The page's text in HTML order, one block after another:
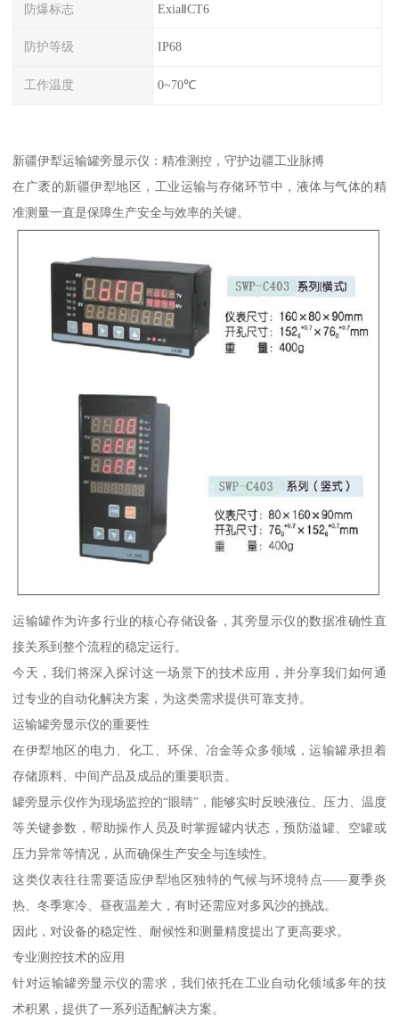
防爆标志 ExiaⅡCT6
防护等级 IP68
工作温度 0~70℃
新疆伊犁运输罐旁显示仪：精准测控，守护边疆工业脉搏
在广袤的新疆伊犁地区，工业运输与存储环节中，液体与气体的精
准测量一直是保障生产安全与效率的关键。
运输罐作为许多行业的核心存储设备，其旁显示仪的数据准确性直
接关系到整个流程的稳定运行。
今天，我们将深入探讨这一场景下的技术应用，并分享我们如何通
过专业的自动化解决方案，为这类需求提供可靠支持。
运输罐旁显示仪的重要性
在伊犁地区的电力、化工、环保、冶金等众多领域，运输罐承担着
存储原料、中间产品及成品的重要职责。
罐旁显示仪作为现场监控的“眼睛”，能够实时反映液位、压力、温度
等关键参数，帮助操作人员及时掌握罐内状态，预防溢罐、空罐或
压力异常等情况，从而确保生产安全与连续性。
这类仪表往往需要适应伊犁地区独特的气候与环境特点——夏季炎
热、冬季寒冷、昼夜温差大，有时还需应对多风沙的挑战。
因此，对设备的稳定性、耐候性和测量精度提出了更高要求。
专业测控技术的应用
针对运输罐旁显示仪的需求，我们依托在工业自动化领域多年的技
术积累，提供了一系列适配解决方案。